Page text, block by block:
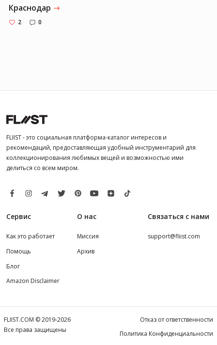
Краснодар
2 0
FLIIST - это социальная платформа-каталог интересов и
рекомендаций, предоставляющая удобный инструментарий для
коллекционирования любимых вещей и возможностью ими
делиться со всем миром.
Сервис
Как это работает
Помощь
Блог
Amazon Disclaimer
О нас
Миссия
Архив
Связаться с нами
support@fliist.com
FLIIST.COM © 2019-2026
Все права защищены
Отказ от ответственности
Политика Конфиденциальности